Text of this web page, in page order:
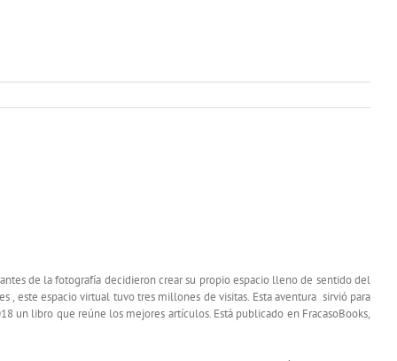
de la fotografía decidieron crear su propio espacio lleno de sentido del
, este espacio virtual tuvo tres millones de visitas. Esta aventura sirvió para
un libro que reúne los mejores artículos. Está publicado en FracasoBooks,